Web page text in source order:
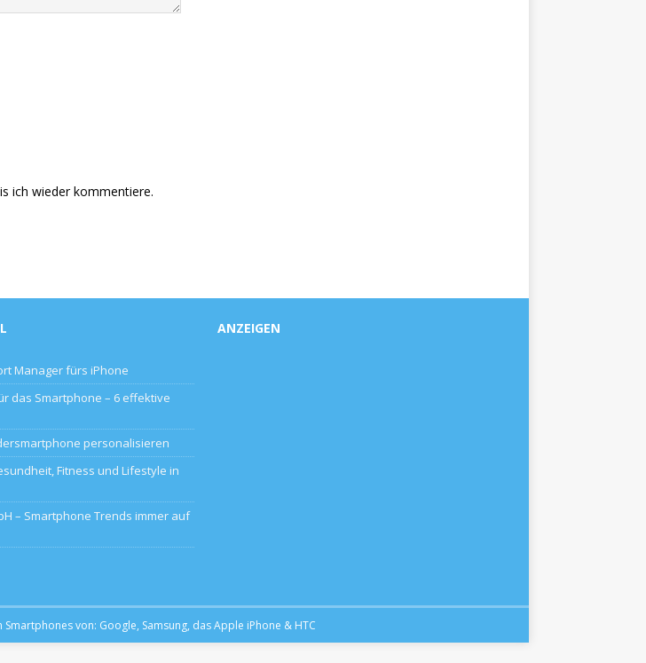
ich wieder kommentiere.
Manager fürs iPhone
das Smartphone – 6 effektive
personalisieren
Fitness und Lifestyle in
– Smartphone Trends immer auf
ANZEIGEN
Smartphones von: Google, Samsung, dasApple iPhone & HTC